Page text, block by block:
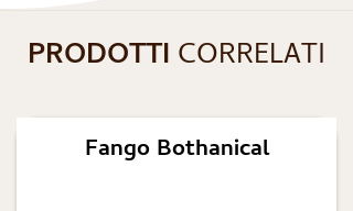
PRODOTTI CORRELATI
Fango Bothanical